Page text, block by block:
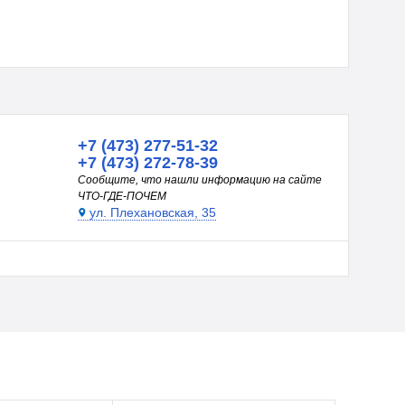
+7 (473) 277-51-32
+7 (473) 272-78-39
Сообщите, что нашли информацию на сайте
ЧТО-ГДЕ-ПОЧЕМ
ул. Плехановская, 35